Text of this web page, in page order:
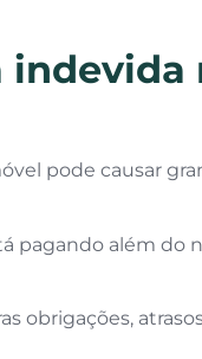
indevida
pode causar
pagando além do
obrigações,